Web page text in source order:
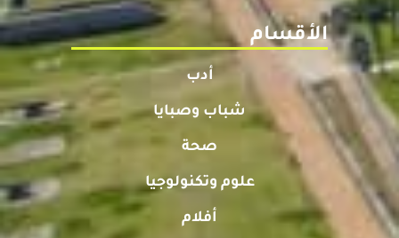
الأقسام
أدب
شباب وصبايا
صحة
علوم وتكنولوجيا
أفلام